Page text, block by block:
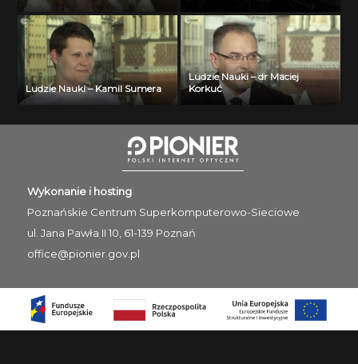
Ludzie Nauki – Kamil Sumera
Ludzie Nauki – dr Maciej
Korkuć
Wykonanie i hosting
Poznańskie Centrum Superkomputerowo-Sieciowe
ul. Jana Pawła II 10, 61-139 Poznań
office@pionier.gov.pl